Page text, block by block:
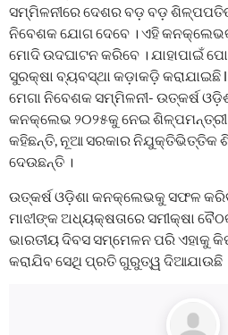
ସମ୍ମିଳନୀରେ ଦେଶର ବଡ଼ ବଡ଼
ନିବେଶକ ଯୋଗ ଦେବେ । ଏହି
ମୋଦି ଉଦଘାଟନ କରିବେ । ଯାହାପାଇଁ
ସୁରକ୍ଷା ବ୍ୟବସ୍ଥା କଡ଼ାକଡ଼ି କରାଯାଇଛି l
ମେଗା ନିବେଶକ ସମ୍ମିଳନୀ- ଉତ୍କର୍ଷ
କନକ୍ଲେଭ ୨୦୨୫କୁ ନେଇ
କହିଛନ୍ତି, ନୂଆ ସରକାର ନିଯୁକ୍ତିଭିତ୍ତିକ
ଦେଉଛନ୍ତି ।
ଉତ୍କର୍ଷ ଓଡ଼ିଶା କନକ୍ଲେଭକୁ ସଫଳ
ମାଝୀଙ୍କ ଅଧ୍ୟକ୍ଷତାରେ ସମୀକ୍ଷା
ଭାରତୀୟ ଦିବସ ସମ୍ମେଳନ ପରି ଏହାକୁ
କରାଯିବ ସେଥି ପ୍ରତି ଗୁରୁତ୍ୱ ଦିଆଯାଉଛି